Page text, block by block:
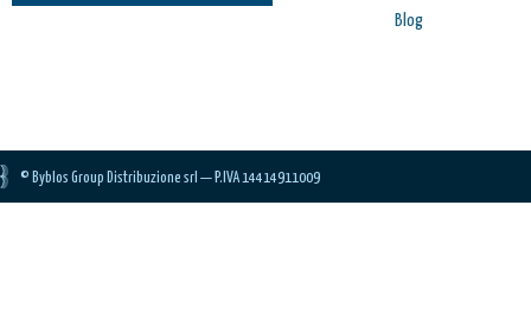
Blog
© Byblos Group Distribuzione srl — P.IVA 14414911009